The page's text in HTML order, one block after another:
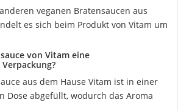
veganen Bratensaucen aus
es sich beim Produkt von Vitam um
von Vitam eine
aus dem Hause Vitam ist in einer
Dose abgefüllt, wodurch das Aroma